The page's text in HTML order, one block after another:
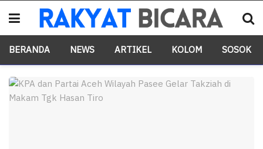
BERANDA NEWS ARTIKEL KOLOM SOSOK